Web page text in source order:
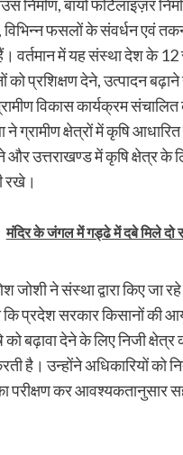
निर्माण, बायो फर्टिलाइज़र
फसलों के संवर्धन एवं
वर्तमान में यह संस्था देश के 12
प्रशिक्षण देने, उत्पादन बढ़ाने
विकास कार्यक्रम
ने ग्रामीण क्षेत्रों में कृषि
उत्तराखण्ड में कृषि क्षेत्र के
रखे।
मंदिर के जंगल में गड्ढे में दबे मिले
जोशी ने संस्था द्वारा किए जा रहे
प्रदेश सरकार किसानों की
बढ़ावा देने के लिए निजी क्षेत्र
है। उन्होंने अधिकारियों को
परीक्षण कर आवश्यकतानुसार